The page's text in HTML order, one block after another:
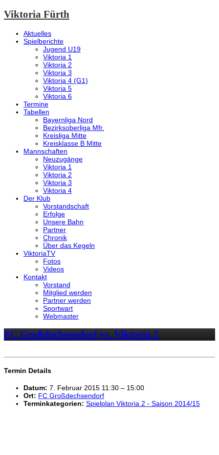
Viktoria Fürth
Aktuelles
Spielberichte
Jugend U19
Viktoria 1
Viktoria 2
Viktoria 3
Viktoria 4 (G1)
Viktoria 5
Viktoria 6
Termine
Tabellen
Bayernliga Nord
Bezirksoberliga Mfr.
Kreisliga Mitte
Kreisklasse B Mitte
Mannschaften
Neuzugänge
Viktoria 1
Viktoria 2
Viktoria 3
Viktoria 4
Der Klub
Vorstandschaft
Erfolge
Unsere Bahn
Partner
Chronik
Über das Kegeln
ViktoriaTV
Fotos
Videos
Kontakt
Vorstand
Mitglied werden
Partner werden
Sportwart
Webmaster
FC Großdechsendorf vs. Viktoria 2
Termin Details
Datum: 7. Februar 2015 11:30 – 15:00
Ort: FC Großdechsendorf
Terminkategorien: Spielplan Viktoria 2 - Saison 2014/15